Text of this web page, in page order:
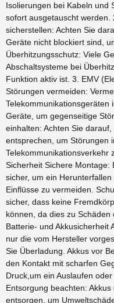
Isolierungen bei Kabeln und
sofort ausgetauscht werden.
sicherstellen: Achten Sie
Geräte nicht blockiert sind,
Überhitzungsschutz: Viele
Abschaltsysteme bei
Funktion aktiv ist. 3. EMV
Störungen vermeiden:
Telekommunikationsgeräten
Geräte, um gegenseitige
einhalten: Achten Sie
entsprechen, um Störungen
Telekommunikationsverkehr
Sicherheit Sichere Montage:
sicher, um ein
Einflüsse zu vermeiden.
sicher, dass keine
können, da dies zu Schäden
Batterie- und Akkusicherheit
nur die vom Hersteller
Sie Überladung. Akkus vor
den Kontakt mit scharfen
Druck,um ein Auslaufen
Entsorgung beachten:
entsorgen, um